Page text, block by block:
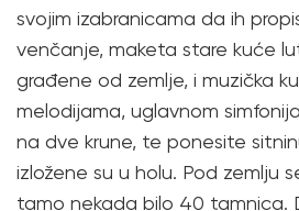
svojim izabranicama da ih
venčanje, maketa stare kuće
građene od zemlje, i muzička
melodijama, uglavnom
na dve krune, te ponesite
izložene su u holu. Pod zemlju
tamo nekada bilo 40 tamnica.